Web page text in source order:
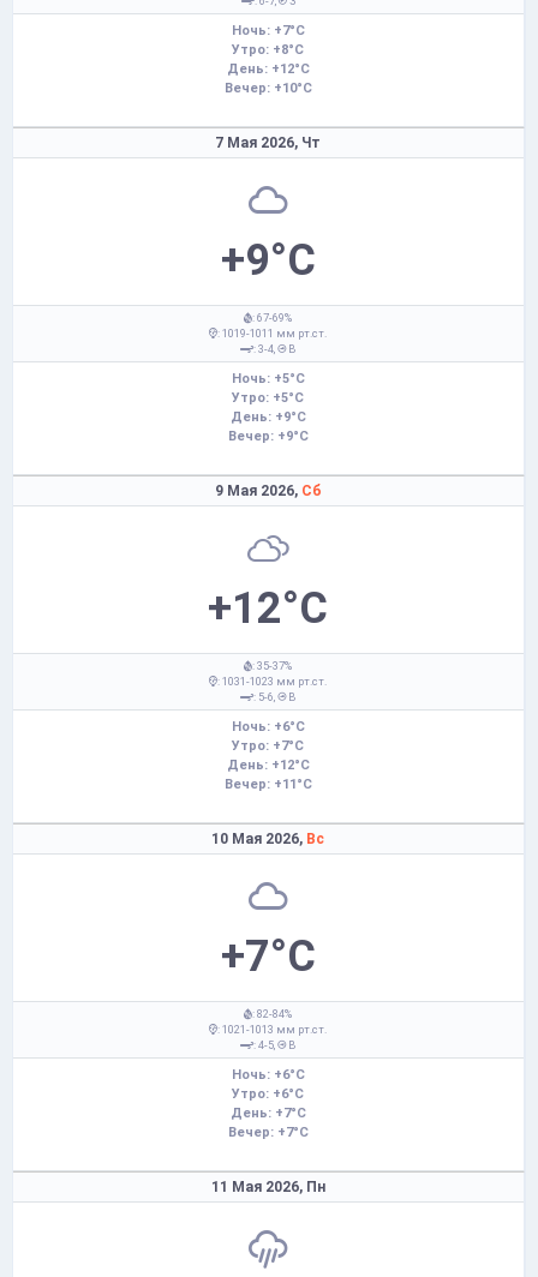
Ночь: +7°C
Утро: +8°C
День: +12°C
Вечер: +10°C
7 Мая 2026, Чт
+9°C
: 67-69%
: 1019-1011 мм рт.ст.
: 3-4,
В
Ночь: +5°C
Утро: +5°C
День: +9°C
Вечер: +9°C
9 Мая 2026, Сб
+12°C
: 35-37%
: 1031-1023 мм рт.ст.
: 5-6,
В
Ночь: +6°C
Утро: +7°C
День: +12°C
Вечер: +11°C
10 Мая 2026, Вс
+7°C
: 82-84%
: 1021-1013 мм рт.ст.
: 4-5,
В
Ночь: +6°C
Утро: +6°C
День: +7°C
Вечер: +7°C
11 Мая 2026, Пн